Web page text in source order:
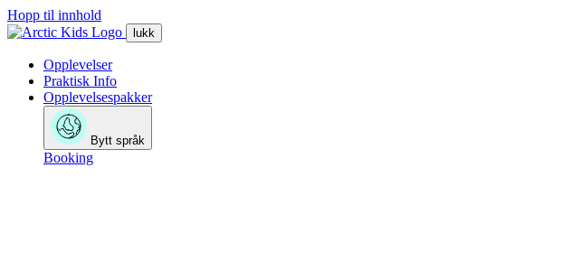
Hopp til innhold
lukk
Opplevelser
Praktisk Info
Opplevelsespakker
Bytt språk
Booking